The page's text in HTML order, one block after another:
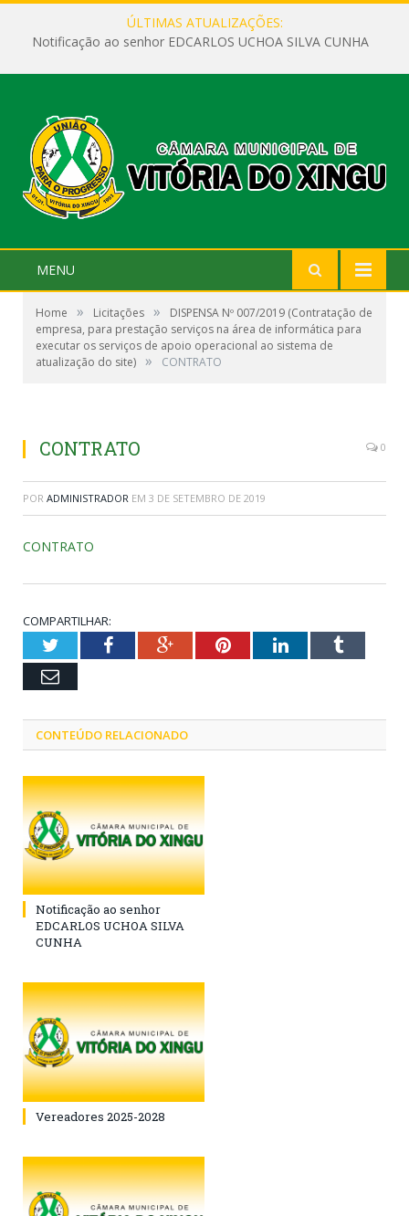
ÚLTIMAS ATUALIZAÇÕES:
Notificação ao senhor EDCARLOS UCHOA SILVA CUNHA
MENU
Home » Licitações »
DISPENSA Nº 007/2019 (Contratação de
empresa, para prestação serviços na área de informática para
executar os serviços de apoio operacional ao sistema de
atualização do site) » CONTRATO
CONTRATO 0
POR ADMINISTRADOR EM 3 DE SETEMBRO DE 2019
CONTRATO
COMPARTILHAR:
TwitterFacebookGoogle+PinterestLinkedInTumblr
Email
CONTEÚDO RELACIONADO
Notificação ao senhor
EDCARLOS UCHOA SILVA
CUNHA
Vereadores 2025-2028